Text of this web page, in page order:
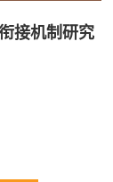
接机制研究